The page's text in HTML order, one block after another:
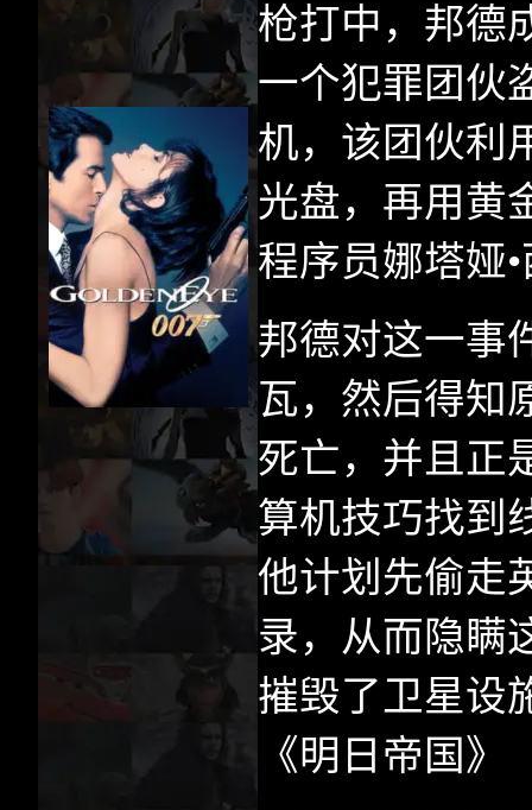
枪打中，邦德
一个犯罪团伙
机，该团伙利
光盘，再用黄
程序员娜塔娅
邦德对这一事
瓦，然后得知
死亡，并且正
算机技巧找到
他计划先偷走
录，从而隐瞒
摧毁了卫星设
《明日帝国》